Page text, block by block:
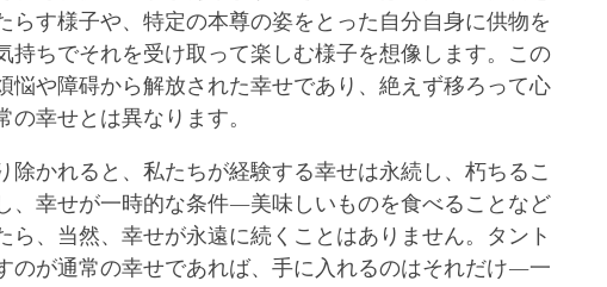
らす様子や、特定の本尊の姿をとった自分自身に供物を
持ちでそれを受け取って楽しむ様子を想像します。この
悩や障碍から解放された幸せであり、絶えず移ろって心
幸せとは異なります。
除かれると、私たちが経験する幸せは永続し、朽ちるこ
、幸せが一時的な条件―美味しいものを食べることなど
、当然、幸せが永遠に続くことはありません。タント
のが通常の幸せであれば、手に入れるのはそれだけ―一